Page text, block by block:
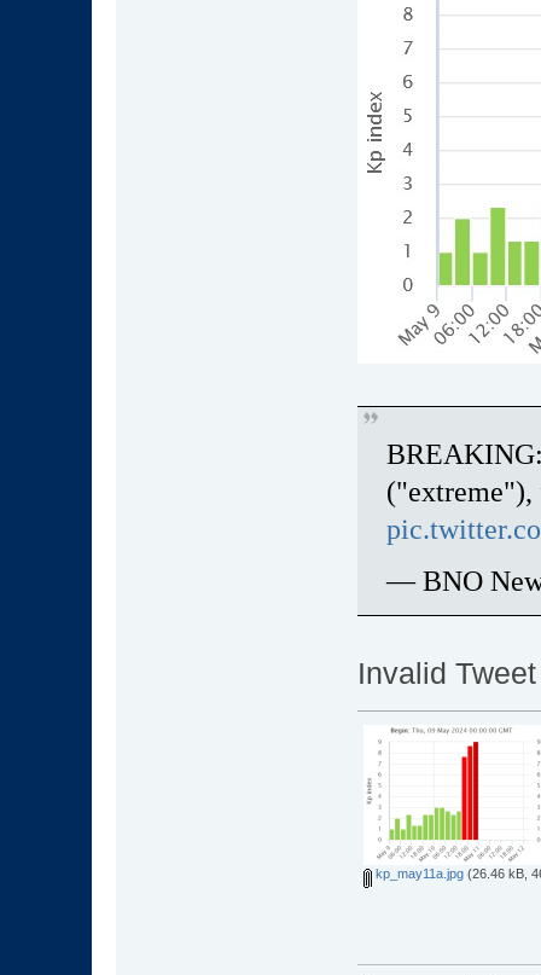
("extreme"),
— BNO
Invalid
kp_may11a.jpg(26.46 kB,